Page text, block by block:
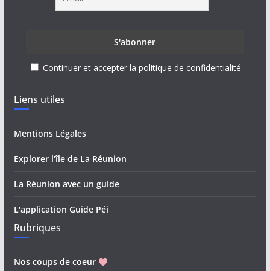
Continuer et accepter la politique de confidentialité
Liens utiles
Mentions Légales
Explorer l'île de La Réunion
La Réunion avec un guide
L'application Guide Péi
Rubriques
Nos coups de coeur